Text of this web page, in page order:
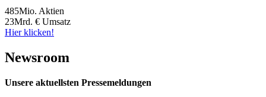
485Mio. Aktien
23Mrd. € Umsatz
Hier klicken!
Newsroom
Unsere aktuellsten Pressemeldungen